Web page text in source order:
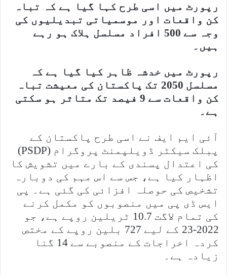
رپورٹ میں اسی طرح کہا گیا ہے کہ تباہ
کن واقعات اور موسمیاتی تبدیلیوں کی
وجہ سے 500 افراد مسلسل ہلاک ہو رہے
ہیں۔
رپورٹ میں خدشہ ظاہر کیا گیا ہے کہ
مسلسل 2050 تک پاکستان کی معیشت تباہ
کن واقعات سے 9 فیصد تک متاثر ہو سکتی
ہے۔
آئی ایم ایف نے اسی طرح پاکستان کے
پبلک سیکٹر ڈویلپمنٹ پروگرام (PSDP)
کی اعتدال پسندی کے بارے میں تشویش کا
اظہار کیا ہے، جس سے اس مہم کی دوبارہ
تشخیص کی حوصلہ افزائی کی گئی ہے۔ پی
ایس ڈی پی میں منصوبوں کو مکمل کرنے
کی تمام لاگت 10.7 ٹریلین روپے ہے، جو
2022-23 کے لیے 727 بلین روپے کے مختص
کردہ اخراجات کے منصوبے سے 14 گنا
زیادہ ہے۔